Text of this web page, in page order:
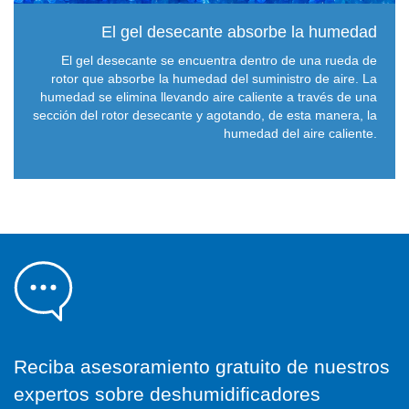
El gel desecante absorbe la humedad
El gel desecante se encuentra dentro de una rueda de
rotor que absorbe la humedad del suministro de aire. La
humedad se elimina llevando aire caliente a través de una
sección del rotor desecante y agotando, de esta manera, la
humedad del aire caliente.
Reciba asesoramiento gratuito de nuestros
expertos sobre deshumidificadores